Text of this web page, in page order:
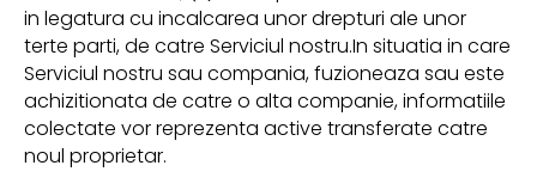
in legatura cu incalcarea unor drepturi ale unor
terte parti, de catre Serviciul nostru.In situatia in care
Serviciul nostru sau compania, fuzioneaza sau este
achizitionata de catre o alta companie, informatiile
colectate vor reprezenta active transferate catre
noul proprietar.